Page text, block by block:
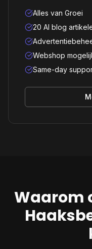
Alles van Groei
20 AI blog
Webshop
Same-day
Waarom